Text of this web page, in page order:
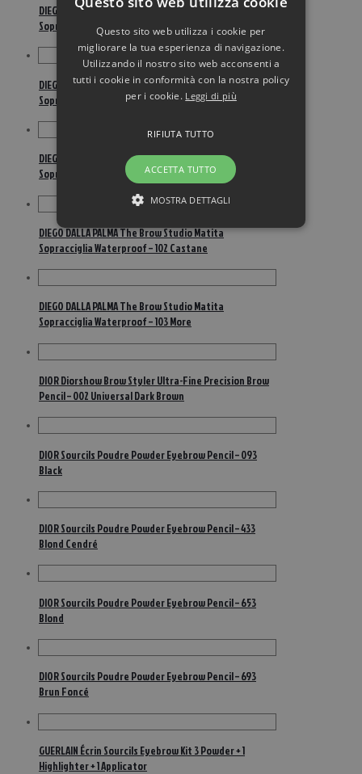
DIEGO DALLA PALMA The Brow Studio Matita
Sopracciglia Alta Precisione Waterproof – 12 Castane
DIEGO DALLA PALMA The Brow Studio Matita
Sopracciglia Alta Precisione Waterproof – 13 More
DIEGO DALLA PALMA The Brow Studio Matita
Sopracciglia Waterproof – 101 Castano Chiare/Bionde
DIEGO DALLA PALMA The Brow Studio Matita
Sopracciglia Waterproof – 102 Castane
DIEGO DALLA PALMA The Brow Studio Matita
Sopracciglia Waterproof – 103 More
DIOR Diorshow Brow Styler Ultra-Fine Precision Brow
Pencil – 002 Universal Dark Brown
DIOR Sourcils Poudre Powder Eyebrow Pencil – 093
Black
DIOR Sourcils Poudre Powder Eyebrow Pencil – 433
Blond Cendré
DIOR Sourcils Poudre Powder Eyebrow Pencil – 653
Blond
DIOR Sourcils Poudre Powder Eyebrow Pencil – 693
Brun Foncé
GUERLAIN Écrin Sourcils Eyebrow Kit 3 Powder + 1
Highlighter + 1 Applicator
Questo sito web utilizza i cookie per
migliorare la tua esperienza di navigazione.
Utilizzando il nostro sito web acconsenti a
tutti i cookie in conformità con la nostra policy
per i cookie. Leggi di più
ACCETTA TUTTO
RIFIUTA TUTTO
MOSTRA DETTAGLI